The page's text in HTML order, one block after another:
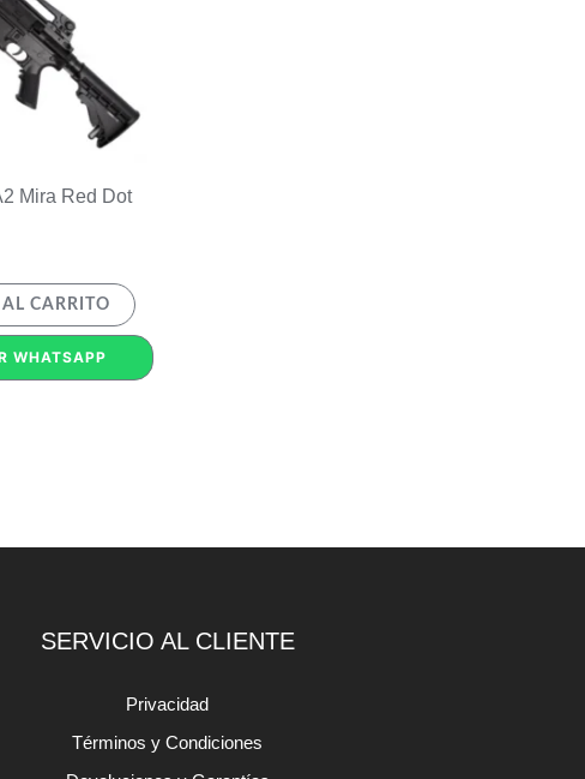
Mira Red Dot
CARRITO
WHATSAPP
SERVICIO AL CLIENTE
Privacidad
Términos y Condiciones